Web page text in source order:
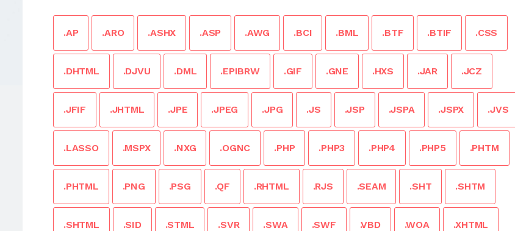
.AP .ARO .ASHX .ASP .AWG .BCI .BML .BTF .BTIF .CSS
.DHTML .DJVU .DML .EPIBRW .GIF .GNE .HXS .JAR .JCZ
.JFIF .JHTML .JPE .JPEG .JPG .JS .JSP .JSPA .JSPX .JVS
.LASSO .MSPX .NXG .OGNC .PHP .PHP3 .PHP4 .PHP5 .PHTM
.PHTML .PNG .PSG .QF .RHTML .RJS .SEAM .SHT .SHTM
.SHTML .SID .STML .SVR .SWA .SWF .VBD .WOA .XHTML